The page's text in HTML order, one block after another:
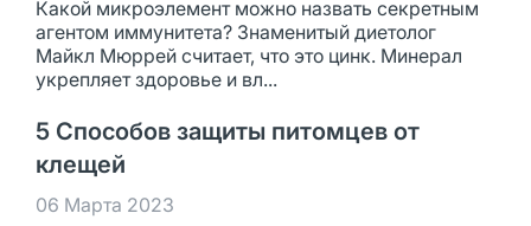
Какой микроэлемент можно назвать секретным
агентом иммунитета? Знаменитый диетолог
Майкл Мюррей считает, что это цинк. Минерал
укрепляет здоровье и вл...
5 Способов защиты питомцев от
клещей
06 Марта 2023